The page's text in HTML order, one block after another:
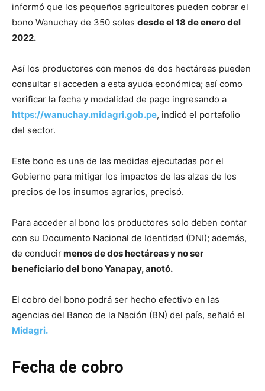
informó que los pequeños agricultores pueden cobrar el
bono Wanuchay de 350 soles desde el 18 de enero del
2022.
Así los productores con menos de dos hectáreas pueden
consultar si acceden a esta ayuda económica; así como
verificar la fecha y modalidad de pago ingresando a
https://wanuchay.midagri.gob.pe, indicó el portafolio
del sector.
Este bono es una de las medidas ejecutadas por el
Gobierno para mitigar los impactos de las alzas de los
precios de los insumos agrarios, precisó.
Para acceder al bono los productores solo deben contar
con su Documento Nacional de Identidad (DNI); además,
de conducirmenos de dos hectáreas y no ser
beneficiario del bono Yanapay, anotó.
El cobro del bono podrá ser hecho efectivo en las
agencias del Banco de la Nación (BN) del país, señaló el
Midagri.
Fecha de cobro